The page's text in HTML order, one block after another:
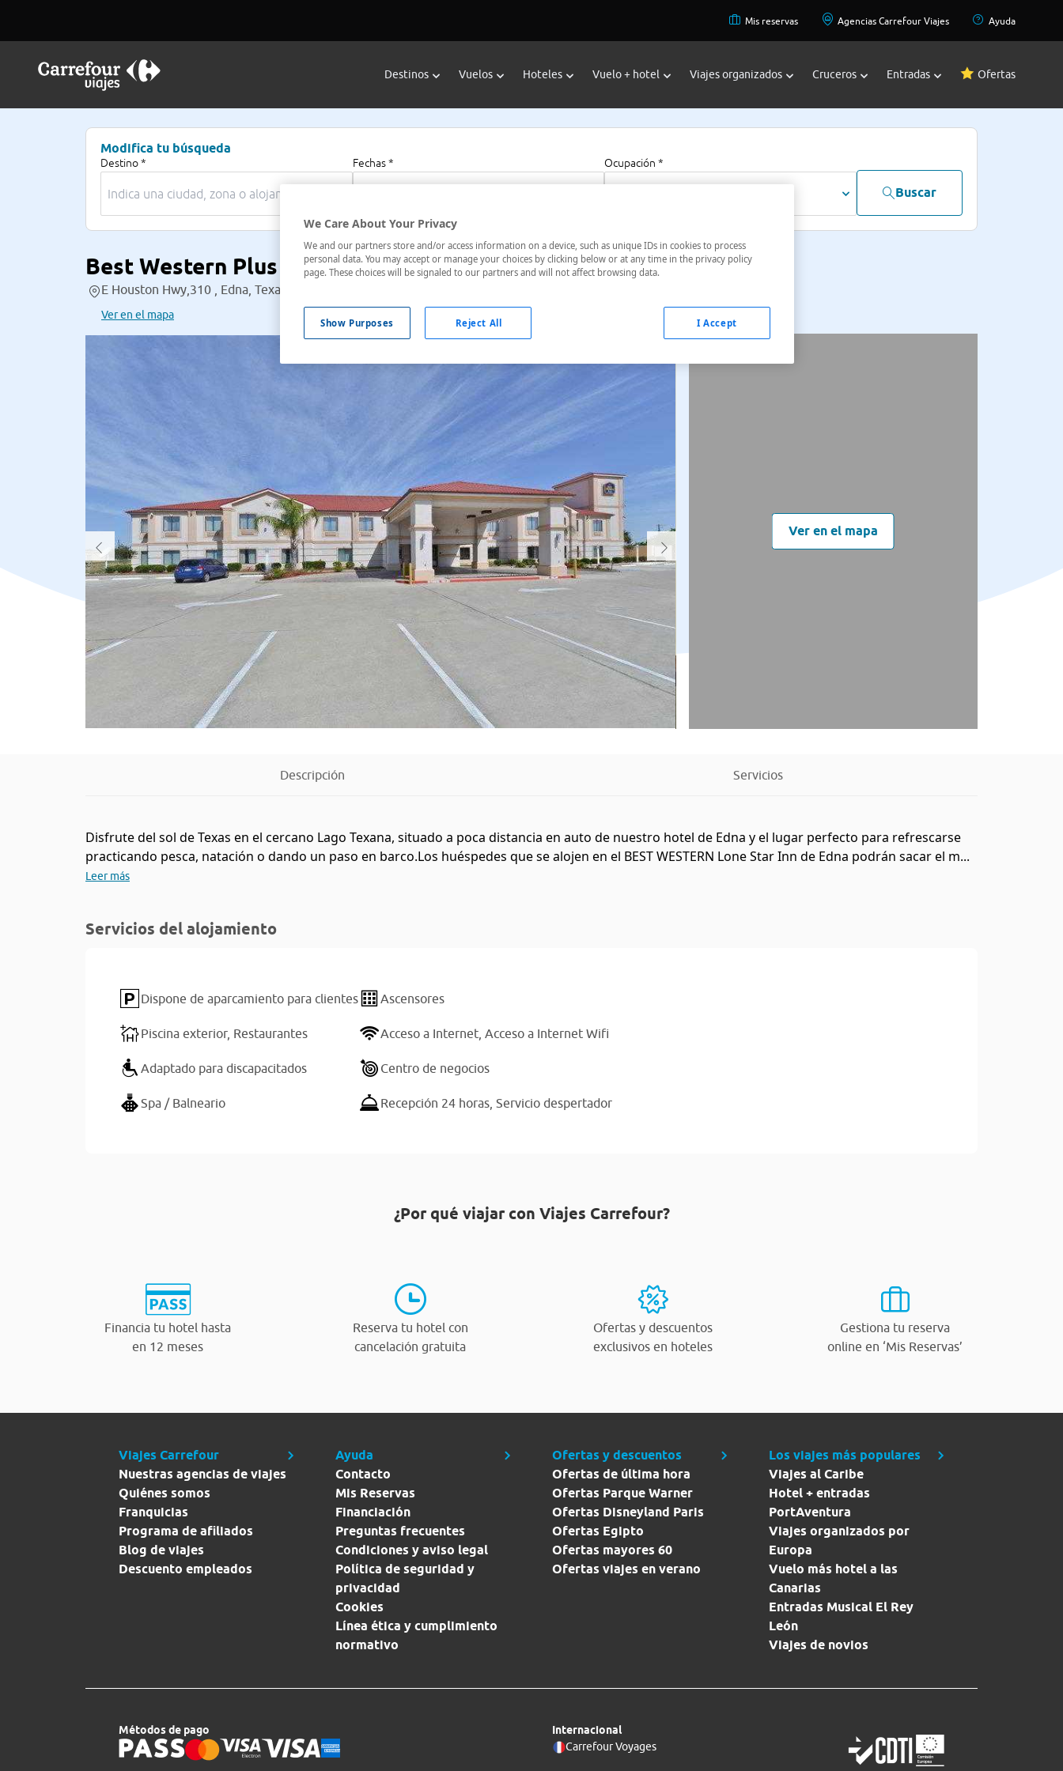
Mis reservas Agencias Carrefour Viajes Ayuda
Destinos Vuelos Hoteles Vuelo + hotel Viajes organizados Cruceros Entradas Ofertas
Modifica tu búsqueda
Destino * Fechas * Ocupación *
Buscar
Best Western Plus Lone Star Inn
E Houston Hwy,310 , Edna, Texas, Estados Unidos
Ver en el mapa
Ver en el mapa
Descripción Servicios
Disfrute del sol de Texas en el cercano Lago Texana, situado a poca distancia en auto de nuestro hotel de Edna y el lugar perfecto para refrescarse
practicando pesca, natación o dando un paso en barco.Los huéspedes que se alojen en el BEST WESTERN Lone Star Inn de Edna podrán sacar el m...
Leer más
Servicios del alojamiento
Dispone de aparcamiento para clientes
Piscina exterior, Restaurantes
Adaptado para discapacitados
Spa / Balneario
Ascensores
Acceso a Internet, Acceso a Internet Wifi
Centro de negocios
Recepción 24 horas, Servicio despertador
¿Por qué viajar con Viajes Carrefour?
Financia tu hotel hasta
en 12 meses
Reserva tu hotel con
cancelación gratuita
Ofertas y descuentos
exclusivos en hoteles
Gestiona tu reserva
online en ‘Mis Reservas’
Viajes Carrefour
Nuestras agencias de viajes
Quiénes somos
Franquicias
Programa de afiliados
Blog de viajes
Descuento empleados
Ayuda
Contacto
Mis Reservas
Financiación
Preguntas frecuentes
Condiciones y aviso legal
Política de seguridad y
privacidad
Cookies
Línea ética y cumplimiento
normativo
Ofertas y descuentos
Ofertas de última hora
Ofertas Parque Warner
Ofertas Disneyland Paris
Ofertas Egipto
Ofertas mayores 60
Ofertas viajes en verano
Los viajes más populares
Viajes al Caribe
Hotel + entradas
PortAventura
Viajes organizados por
Europa
Vuelo más hotel a las
Canarias
Entradas Musical El Rey
León
Viajes de novios
Métodos de pago
Internacional
Carrefour Voyages
We Care About Your Privacy
We and our partners store and/or access information on a device, such as unique IDs in cookies to process
personal data. You may accept or manage your choices by clicking below or at any time in the privacy policy
page. These choices will be signaled to our partners and will not affect browsing data.
Show Purposes Reject All I Accept